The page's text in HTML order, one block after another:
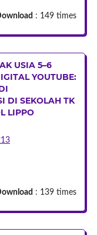
: 149 times
USIA 5–6
YOUTUBE:
DI SEKOLAH TK
LIPPO
: 139 times